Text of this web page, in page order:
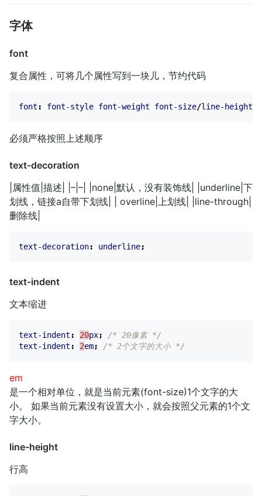
字体
font
复合属性，可将几个属性写到一块儿，节约代码
font : font-style font-weight font-size/line-height
必须严格按照上述顺序
text-decoration
|属性值|描述| |–|–| |none|默认，没有装饰线| |underline|下
划线，链接a自带下划线| | overline|上划线| |line-through|
删除线|
text-decoration: underline;
text-indent
文本缩进
text-indent : 20px;
/* 20像素 */
text-indent : 2em; /* 2个文字的大小 */
em
是一个相对单位，就是当前元素(font-size)1个文字的大
小。 如果当前元素没有设置大小，就会按照父元素的1个文
字大小。
line-height
行高